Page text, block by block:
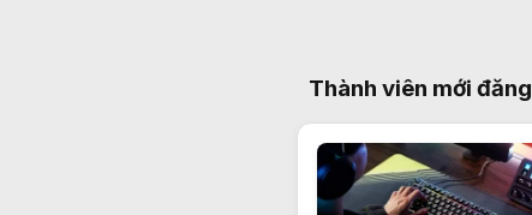
Thành viên mới đăng